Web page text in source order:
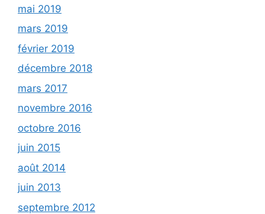
mai 2019
mars 2019
février 2019
décembre 2018
mars 2017
novembre 2016
octobre 2016
juin 2015
août 2014
juin 2013
septembre 2012